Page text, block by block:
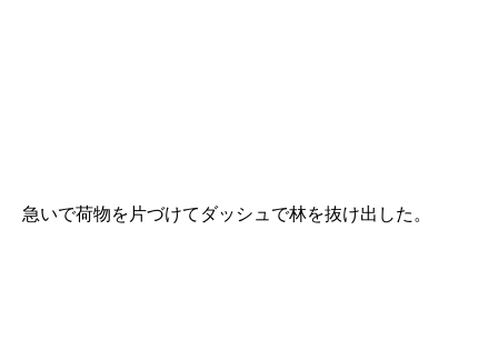
急いで荷物を片づけてダッシュで林を抜け出した。